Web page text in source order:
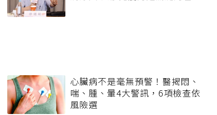
心臟病不是毫無預警！醫揭悶、
喘、腫、暈4大警訊，6項檢查依
風險選